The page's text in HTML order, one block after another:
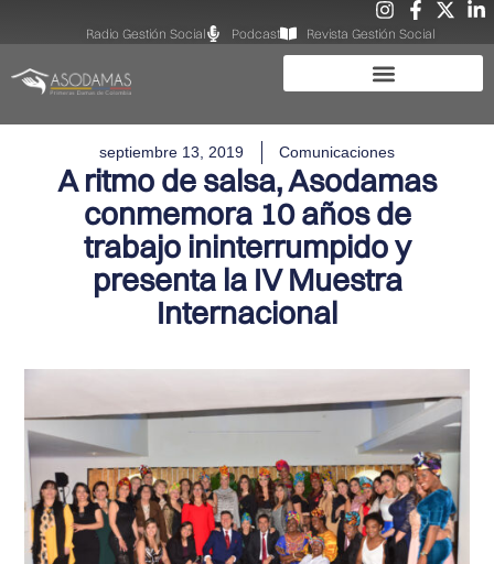
Radio Gestión Social Podcast Revista Gestión Social
septiembre 13, 2019 Comunicaciones
A ritmo de salsa, Asodamas
conmemora 10 años de
trabajo ininterrumpido y
presenta la IV Muestra
Internacional